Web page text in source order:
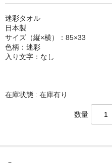
迷彩タオル
日本製
サイズ（縦×横）：85×33
色柄：迷彩
入り文字：なし
在庫状態 : 在庫有り
数量